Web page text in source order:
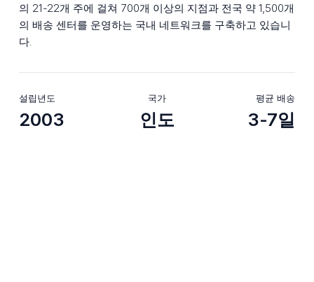
의 21-22개 주에 걸쳐 700개 이상의 지점과 전국 약 1,500개
의 배송 센터를 운영하는 국내 네트워크를 구축하고 있습니
다.
설립년도
2003
국가
인도
평균 배송
3-7일